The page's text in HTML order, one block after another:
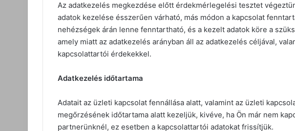
Az adatkezelés megkezdése előtt érdekmérlegelési tesztet
adatok kezelése ésszerűen várható, más módon a kapcsolat
nehézségek árán lenne fenntartható, és a kezelt adatok köre a
amely miatt az adatkezelés arányban áll az adatkezelés céljával,
kapcsolattartói érdekekkel.
Adatkezelés időtartama
Adatait az üzleti kapcsolat fennállása alatt, valamint az üzleti
megőrzésének időtartama alatt kezeljük, kivéve, ha Ön már nem
partnerünknél, ez esetben a kapcsolattartói adatokat frissítjük.